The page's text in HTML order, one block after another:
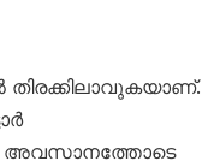
അവസാനത്തോടെ